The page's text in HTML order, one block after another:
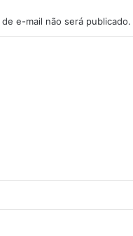
e-mail não será publicado.